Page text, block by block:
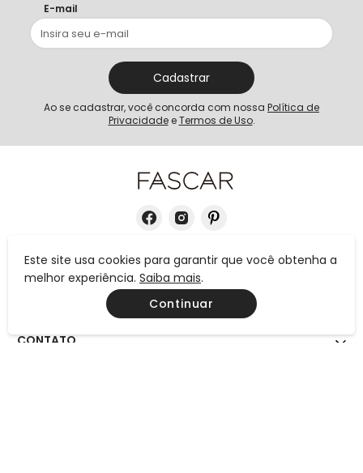
E-mail
Cadastrar
Ao se cadastrar, você concorda com nossa Política de
Privacidadee Termos de Uso.
INSTITUCIONAL
CONTATO
Este site usa cookies para garantir que você obtenha a
melhor experiência. Saiba mais.
Continuar